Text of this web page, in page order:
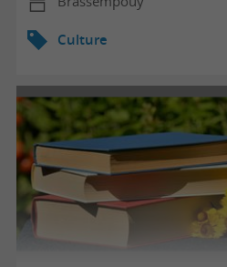
Culture